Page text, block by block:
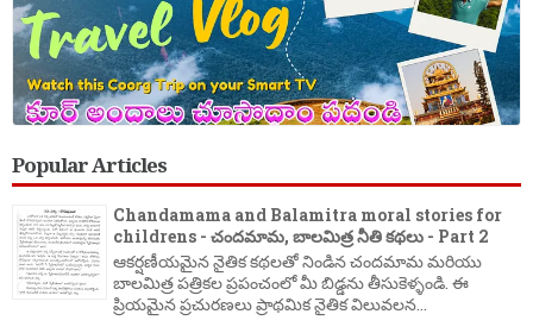
Popular Articles
Chandamama and Balamitra moral stories for
childrens - చందమామ, బాలమిత్ర నీతి కథలు - Part 2
ఆకర్షణీయమైన నైతిక కథలతో నిండిన చందమామ మరియు
బాలమిత్ర పత్రికల ప్రపంచంలో మీ బిడ్డను తీసుకెళ్ళండి. ఈ
ప్రియమైన ప్రచురణలు ప్రాథమిక నైతిక విలువలన...